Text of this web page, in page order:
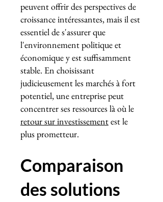
peuvent offrir des perspectives de
croissance intéressantes, mais il est
essentiel de s'assurer que
l'environnement politique et
économique y est suffisamment
stable. En choisissant
judicieusement les marchés à fort
potentiel, une entreprise peut
concentrer ses ressources là où le
retour sur investissementest le
plus prometteur.
Comparaison
des solutions